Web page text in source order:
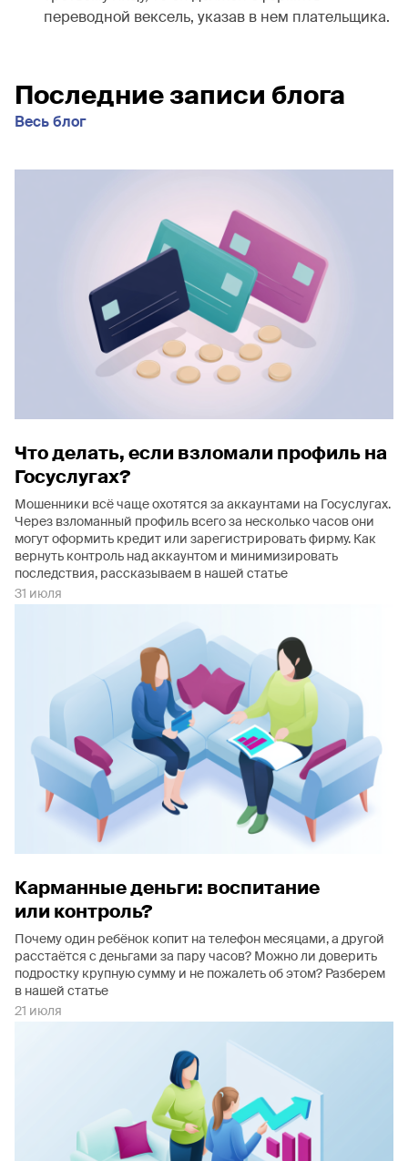
переводной вексель, указав в нем плательщика.
Последние записи блога
Весь блог
Что делать, если взломали профиль на
Госуслугах?
Мошенники всё чаще охотятся за аккаунтами на Госуслугах.
Через взломанный профиль всего за несколько часов они
могут оформить кредит или зарегистрировать фирму. Как
вернуть контроль над аккаунтом и минимизировать
последствия, рассказываем в нашей статье
31 июля
Карманные деньги: воспитание
или контроль?
Почему один ребёнок копит на телефон месяцами, а другой
расстаётся с деньгами за пару часов? Можно ли доверить
подростку крупную сумму и не пожалеть об этом? Разберем
в нашей статье
21 июля